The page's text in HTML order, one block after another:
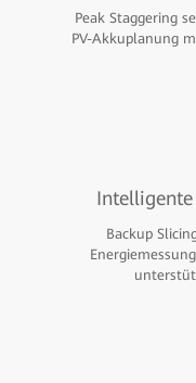
Peak Staggering
PV-Akkuplanung
Backup